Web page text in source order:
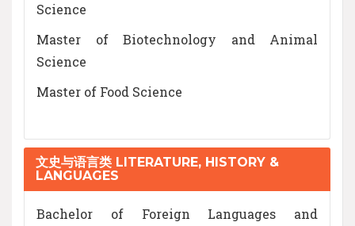
Science
Master of Biotechnology and Animal
Science
Master of Food Science
文史与语言类 LITERATURE, HISTORY &
LANGUAGES
Bachelor of Foreign Languages and